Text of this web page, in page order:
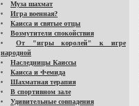
Муза шахмат
Игра военная?
Каисса и святые отцы
Возмутители спокойствия
От "игры королей" к игре
народной
Наследницы Каиссы
Каисса и Фемида
Шахматная терапия
В спортивном зале
Удивительные совпадения